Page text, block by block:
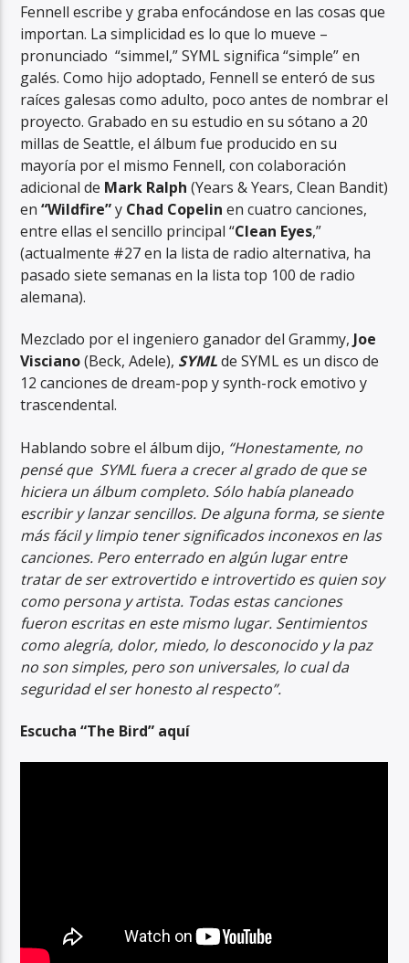
Fennell escribe y graba enfocándose en las cosas que
importan. La simplicidad es lo que lo mueve –
pronunciado “simmel,” SYML significa “simple” en
galés. Como hijo adoptado, Fennell se enteró de sus
raíces galesas como adulto, poco antes de nombrar el
proyecto. Grabado en su estudio en su sótano a 20
millas de Seattle, el álbum fue producido en su
mayoría por el mismo Fennell, con colaboración
adicional de Mark Ralph (Years & Years, Clean Bandit)
en“Wildfire”y Chad Copelinen cuatro canciones,
entre ellas el sencillo principal “Clean Eyes,”
(actualmente #27 en la lista de radio alternativa, ha
pasado siete semanas en la lista top 100 de radio
alemana).
Mezclado por el ingeniero ganador del Grammy, Joe
Visciano(Beck, Adele), SYMLde SYML es un disco de
12 canciones de dream-pop y synth-rock emotivo y
trascendental.
Hablando sobre el álbum dijo, “Honestamente, no
pensé que SYML fuera a crecer al grado de que se
hiciera un álbum completo. Sólo había planeado
escribir y lanzar sencillos. De alguna forma, se siente
más fácil y limpio tener significados inconexos en las
canciones. Pero enterrado en algún lugar entre
tratar de ser extrovertido e introvertido es quien soy
como persona y artista. Todas estas canciones
fueron escritas en este mismo lugar. Sentimientos
como alegría, dolor, miedo, lo desconocido y la paz
no son simples, pero son universales, lo cual da
seguridad el ser honesto al respecto”.
Escucha “The Bird” aquí